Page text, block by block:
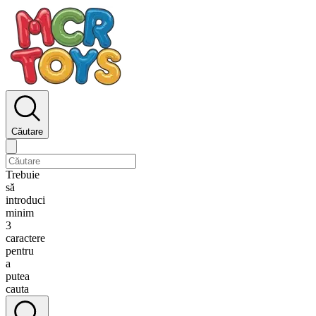
Căutare
Trebuie
să
introduci
minim
3
caractere
pentru
a
putea
cauta